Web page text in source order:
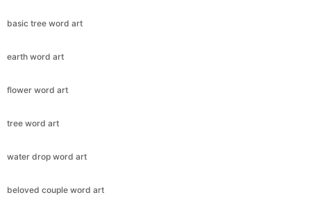
basic tree word art
earth word art
flower word art
tree word art
water drop word art
beloved couple word art